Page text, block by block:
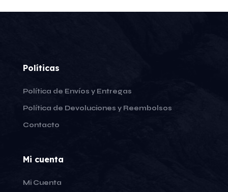
Políticas
Política de Envíos y Entregas
Política de Devoluciones y Reembolsos
Contacto
Mi cuenta
Mi Cuenta